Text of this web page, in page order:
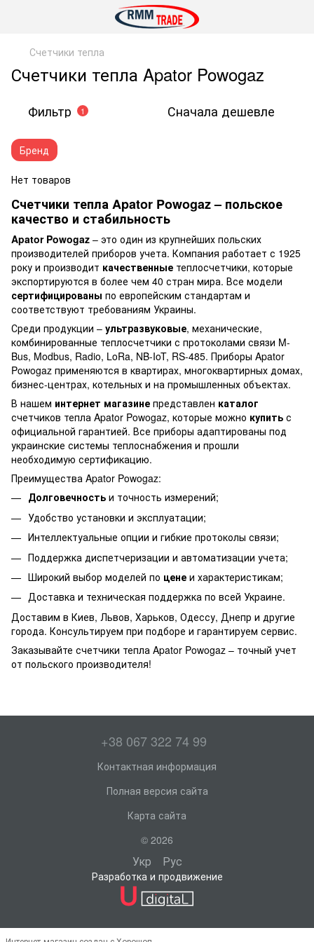
Счетчики тепла
Счетчики тепла Apator Powogaz
Фильтр 1 Сначала дешевле
Бренд
Нет товаров
Счетчики тепла Apator Powogaz – польское
качество и стабильность
Apator Powogaz – это один из крупнейших польских
производителей приборов учета. Компания работает с 1925
року и производит качественные теплосчетчики, которые
экспортируются в более чем 40 стран мира. Все модели
сертифицированы по европейским стандартам и
соответствуют требованиям Украины.
Среди продукции – ультразвуковые, механические,
комбинированные теплосчетчики с протоколами связи M-
Bus, Modbus, Radio, LoRa, NB-IoT, RS-485. Приборы Apator
Powogaz применяются в квартирах, многоквартирных домах,
бизнес-центрах, котельных и на промышленных объектах.
В нашем интернет магазине представлен каталог
счетчиков тепла Apator Powogaz, которые можно купить с
официальной гарантией. Все приборы адаптированы под
украинские системы теплоснабжения и прошли
необходимую сертификацию.
Преимущества Apator Powogaz:
Долговечность и точность измерений;
Удобство установки и эксплуатации;
Интеллектуальные опции и гибкие протоколы связи;
Поддержка диспетчеризации и автоматизации учета;
Широкий выбор моделей по цене и характеристикам;
Доставка и техническая поддержка по всей Украине.
Доставим в Киев, Львов, Харьков, Одессу, Днепр и другие
города. Консультируем при подборе и гарантируем сервис.
Заказывайте счетчики тепла Apator Powogaz – точный учет
от польского производителя!
+38 067 322 74 99
Контактная информация
Полная версия сайта
Карта сайта
© 2026
Укр Рус
Разработка и продвижение